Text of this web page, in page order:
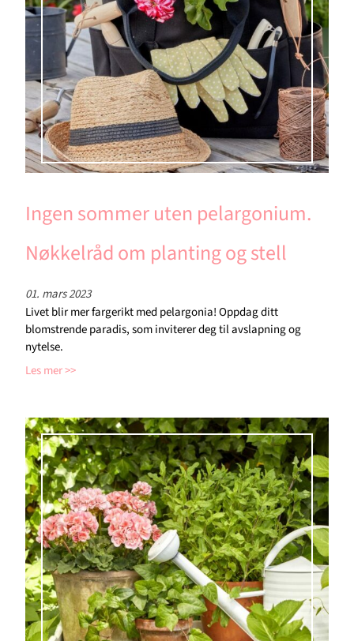
Ingen sommer uten pelargonium.
Nøkkelråd om planting og stell
01. mars 2023
Livet blir mer fargerikt med pelargonia! Oppdag ditt
blomstrende paradis, som inviterer deg til avslapning og
nytelse.
Les mer